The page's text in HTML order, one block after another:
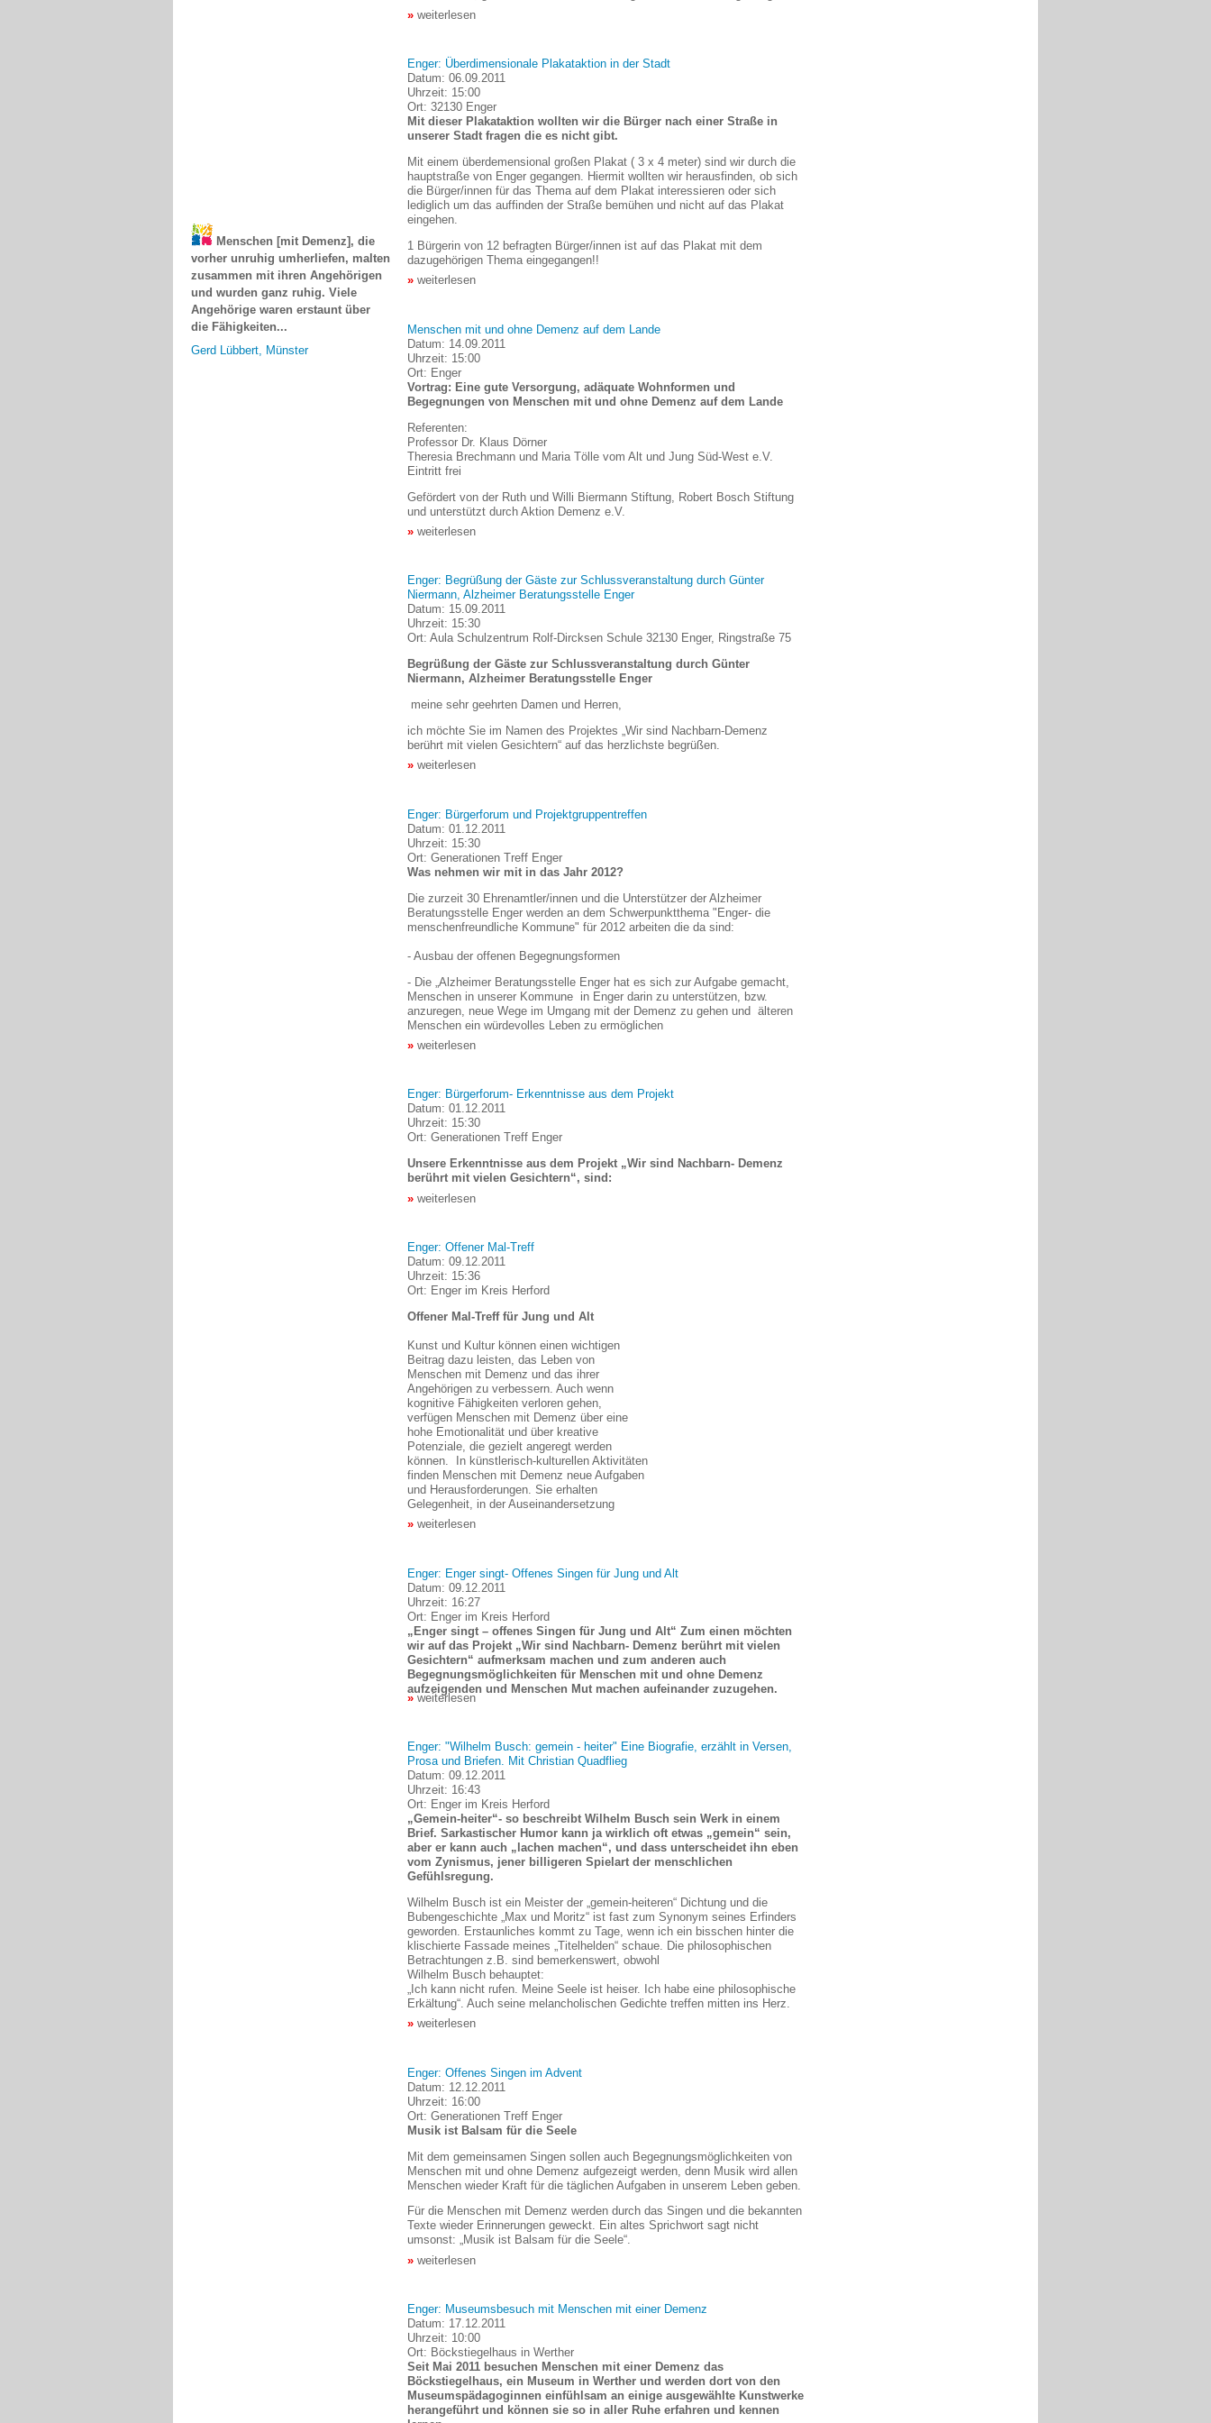
weiterlesen
Enger: Überdimensionale Plakataktion in der Stadt
Datum: 06.09.2011
Uhrzeit: 15:00
Ort: 32130 Enger
Mit dieser Plakataktion wollten wir die Bürger nach einer Straße in
unserer Stadt fragen die es nicht gibt.
Mit einem überdemensional großen Plakat ( 3 x 4 meter) sind wir durch die
hauptstraße von Enger gegangen. Hiermit wollten wir herausfinden, ob sich
die Bürger/innen für das Thema auf dem Plakat interessieren oder sich
lediglich um das auffinden der Straße bemühen und nicht auf das Plakat
eingehen.
1 Bürgerin von 12 befragten Bürger/innen ist auf das Plakat mit dem
dazugehörigen Thema eingegangen!!
weiterlesen
Menschen mit und ohne Demenz auf dem Lande
Datum: 14.09.2011
Uhrzeit: 15:00
Ort: Enger
Vortrag: Eine gute Versorgung, adäquate Wohnformen und
Begegnungen von Menschen mit und ohne Demenz auf dem Lande
Referenten:
Professor Dr. Klaus Dörner
Theresia Brechmann und Maria Tölle vom Alt und Jung Süd-West e.V.
Eintritt frei
Gefördert von der Ruth und Willi Biermann Stiftung, Robert Bosch Stiftung
und unterstützt durch Aktion Demenz e.V.
weiterlesen
Enger: Begrüßung der Gäste zur Schlussveranstaltung durch Günter
Niermann, Alzheimer Beratungsstelle Enger
Datum: 15.09.2011
Uhrzeit: 15:30
Ort: Aula Schulzentrum Rolf-Dircksen Schule 32130 Enger, Ringstraße 75
Begrüßung der Gäste zur Schlussveranstaltung durch Günter
Niermann, Alzheimer Beratungsstelle Enger
meine sehr geehrten Damen und Herren,
ich möchte Sie im Namen des Projektes „Wir sind Nachbarn-Demenz
berührt mit vielen Gesichtern“ auf das herzlichste begrüßen.
weiterlesen
Enger: Bürgerforum und Projektgruppentreffen
Datum: 01.12.2011
Uhrzeit: 15:30
Ort: Generationen Treff Enger
Was nehmen wir mit in das Jahr 2012?
Die zurzeit 30 Ehrenamtler/innen und die Unterstützer der Alzheimer
Beratungsstelle Enger werden an dem Schwerpunktthema "Enger- die
menschenfreundliche Kommune" für 2012 arbeiten die da sind:
- Ausbau der offenen Begegnungsformen
- Die „Alzheimer Beratungsstelle Enger hat es sich zur Aufgabe gemacht,
Menschen in unserer Kommune in Enger darin zu unterstützen, bzw.
anzuregen, neue Wege im Umgang mit der Demenz zu gehen und älteren
Menschen ein würdevolles Leben zu ermöglichen
weiterlesen
Enger: Bürgerforum- Erkenntnisse aus dem Projekt
Datum: 01.12.2011
Uhrzeit: 15:30
Ort: Generationen Treff Enger
Unsere Erkenntnisse aus dem Projekt „Wir sind Nachbarn- Demenz
berührt mit vielen Gesichtern“, sind:
weiterlesen
Enger: Offener Mal-Treff
Datum: 09.12.2011
Uhrzeit: 15:36
Ort: Enger im Kreis Herford
Offener Mal-Treff für Jung und Alt
Kunst und Kultur können einen wichtigen
Beitrag dazu leisten, das Leben von
Menschen mit Demenz und das ihrer
Angehörigen zu verbessern. Auch wenn
kognitive Fähigkeiten verloren gehen,
verfügen Menschen mit Demenz über eine
hohe Emotionalität und über kreative
Potenziale, die gezielt angeregt werden
können. In künstlerisch-kulturellen Aktivitäten
finden Menschen mit Demenz neue Aufgaben
und Herausforderungen. Sie erhalten
Gelegenheit, in der Auseinandersetzung
weiterlesen
Enger: Enger singt- Offenes Singen für Jung und Alt
Datum: 09.12.2011
Uhrzeit: 16:27
Ort: Enger im Kreis Herford
„Enger singt – offenes Singen für Jung und Alt“ Zum einen möchten
wir auf das Projekt „Wir sind Nachbarn- Demenz berührt mit vielen
Gesichtern“ aufmerksam machen und zum anderen auch
Begegnungsmöglichkeiten für Menschen mit und ohne Demenz
aufzeigenden und Menschen Mut machen aufeinander zuzugehen.
weiterlesen
Enger: "Wilhelm Busch: gemein - heiter" Eine Biografie, erzählt in Versen,
Prosa und Briefen. Mit Christian Quadflieg
Datum: 09.12.2011
Uhrzeit: 16:43
Ort: Enger im Kreis Herford
„Gemein-heiter“- so beschreibt Wilhelm Busch sein Werk in einem
Brief. Sarkastischer Humor kann ja wirklich oft etwas „gemein“ sein,
aber er kann auch „lachen machen“, und dass unterscheidet ihn eben
vom Zynismus, jener billigeren Spielart der menschlichen
Gefühlsregung.
Wilhelm Busch ist ein Meister der „gemein-heiteren“ Dichtung und die
Bubengeschichte „Max und Moritz“ ist fast zum Synonym seines Erfinders
geworden. Erstaunliches kommt zu Tage, wenn ich ein bisschen hinter die
klischierte Fassade meines „Titelhelden“ schaue. Die philosophischen
Betrachtungen z.B. sind bemerkenswert, obwohl
Wilhelm Busch behauptet:
„Ich kann nicht rufen. Meine Seele ist heiser. Ich habe eine philosophische
Erkältung“. Auch seine melancholischen Gedichte treffen mitten ins Herz.
weiterlesen
Enger: Offenes Singen im Advent
Datum: 12.12.2011
Uhrzeit: 16:00
Ort: Generationen Treff Enger
Musik ist Balsam für die Seele
Mit dem gemeinsamen Singen sollen auch Begegnungsmöglichkeiten von
Menschen mit und ohne Demenz aufgezeigt werden, denn Musik wird allen
Menschen wieder Kraft für die täglichen Aufgaben in unserem Leben geben.
Für die Menschen mit Demenz werden durch das Singen und die bekannten
Texte wieder Erinnerungen geweckt. Ein altes Sprichwort sagt nicht
umsonst: „Musik ist Balsam für die Seele“.
weiterlesen
Enger: Museumsbesuch mit Menschen mit einer Demenz
Datum: 17.12.2011
Uhrzeit: 10:00
Ort: Böckstiegelhaus in Werther
Seit Mai 2011 besuchen Menschen mit einer Demenz das
Böckstiegelhaus, ein Museum in Werther und werden dort von den
Museumspädagoginnen einfühlsam an einige ausgewählte Kunstwerke
herangeführt und können sie so in aller Ruhe erfahren und kennen
zusammen mit ihren Angehörigen
und wurden ganz ruhig. Viele
Angehörige waren erstaunt über
die Fähigkeiten...
Gerd Lübbert, Münster